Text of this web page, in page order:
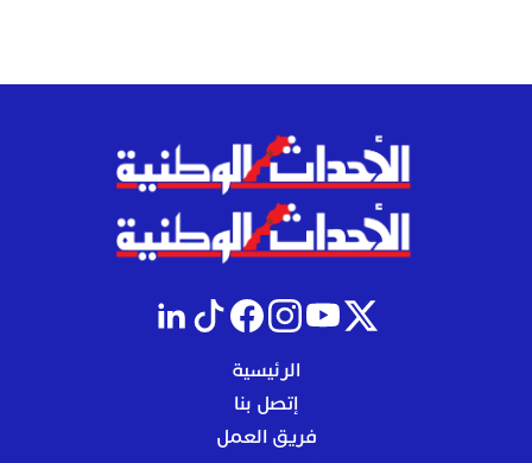
الرئيسية
إتصل بنا
فريق العمل